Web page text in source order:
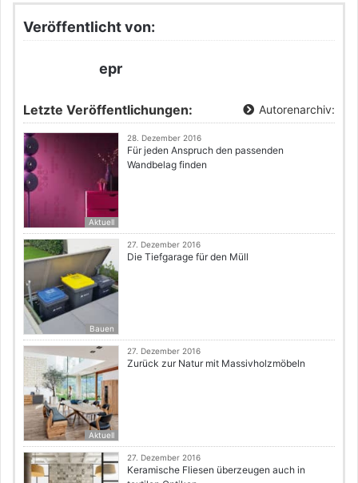
Veröffentlicht von:
epr
Letzte Veröffentlichungen: Autorenarchiv:
Aktuell
28. Dezember 2016
Für jeden Anspruch den passenden
Wandbelag finden
Bauen
27. Dezember 2016
Die Tiefgarage für den Müll
Aktuell
27. Dezember 2016
Zurück zur Natur mit Massivholzmöbeln
27. Dezember 2016
Keramische Fliesen überzeugen auch in